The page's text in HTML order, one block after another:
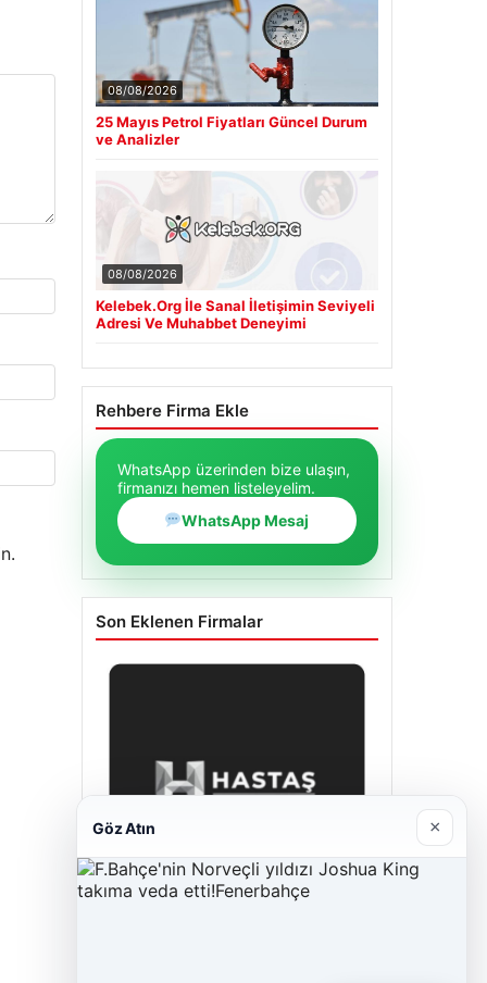
08/08/2026
25 Mayıs Petrol Fiyatları Güncel Durum
ve Analizler
08/08/2026
Kelebek.Org İle Sanal İletişimin Seviyeli
Adresi Ve Muhabbet Deneyimi
Rehbere Firma Ekle
WhatsApp üzerinden bize ulaşın,
firmanızı hemen listeleyelim.
WhatsApp Mesaj
Son Eklenen Firmalar
Göz Atın ×